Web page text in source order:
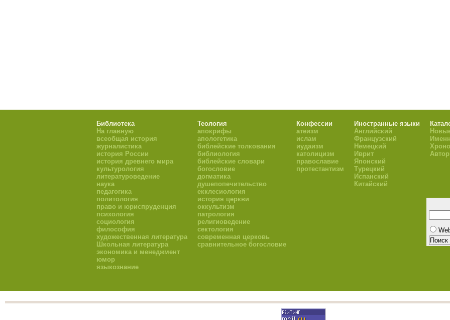
Библиотека
На главную
всеобщая история
журналистика
история России
история древнего мира
культурология
литературоведение
наука
педагогика
политология
право и юриспруденция
психология
социология
философия
художественная литература
Школьная литература
экономика и менеджмент
юмор
языкознание
Теология
апокрифы
апологетика
библейские толкования
библиология
библейские словари
богословие
догматика
душепопечительство
екклесиология
история церкви
оккультизм
патрология
религиоведение
сектология
современная церковь
сравнительное богословие
Конфессии
атеизм
ислам
иудаизм
католицизм
православие
протестантизм
Иностранные языки
Английский
Французский
Немецкий
Иврит
Японский
Турецкий
Испанский
Китайский